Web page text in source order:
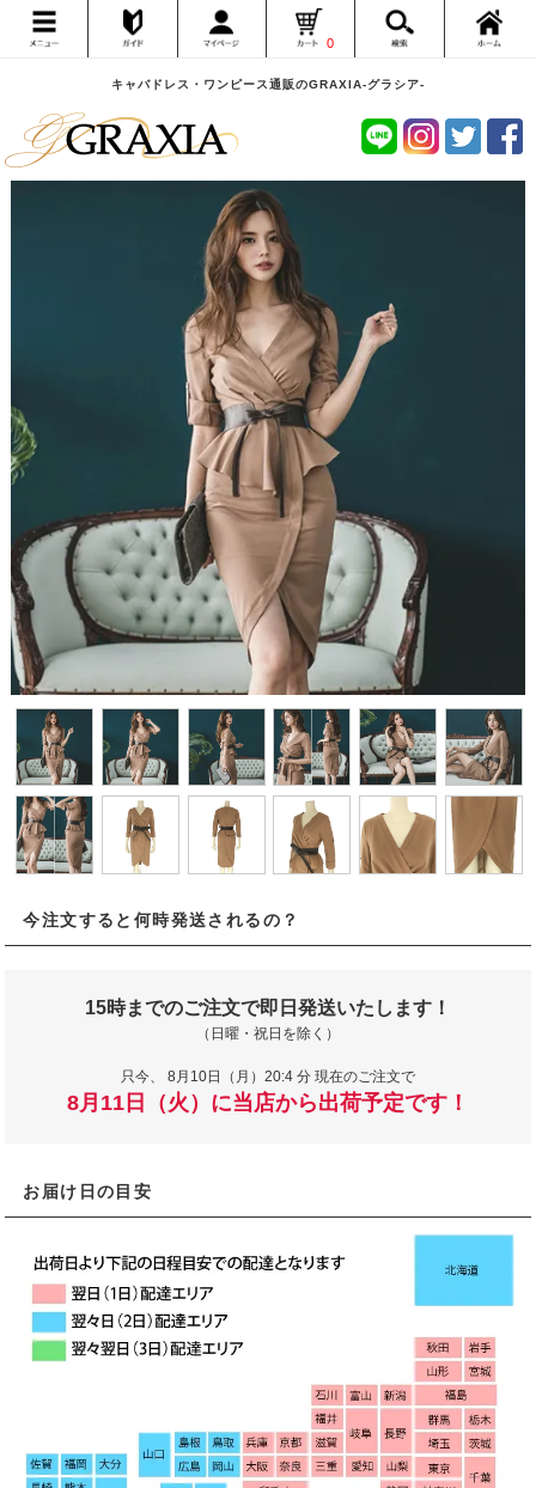
キャバドレス・ワンピース通販のGRAXIA-グラシア-
0
今注文すると何時発送されるの？
15時までのご注文で即日発送いたします！
（日曜・祝日を除く）
只今、 8月10日（月）20:4 分 現在のご注文で
8月11日（火）に当店から出荷予定です！
お届け日の目安